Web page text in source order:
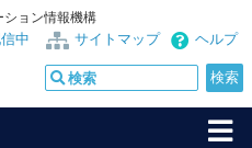
ション情報機構
ヘルプ
サイトマップ
中